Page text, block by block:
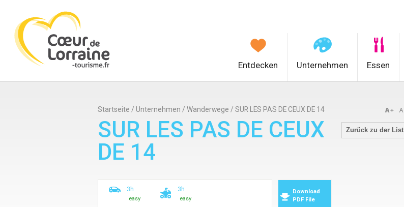
Entdecken Unternehmen Essen
Startseite / Unternehmen / Wanderwege / SUR LES PAS DE CEUX DE 14
Zurück zu der List
SUR LES PAS DE CEUX
DE 14
3h
easy
3h
easy
Download
PDF File